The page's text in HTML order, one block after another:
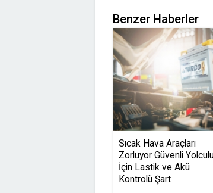
Benzer Haberler
Sıcak Hava Araçları
Zorluyor Güvenli
İçin Lastik ve Akü
Kontrolü Şart